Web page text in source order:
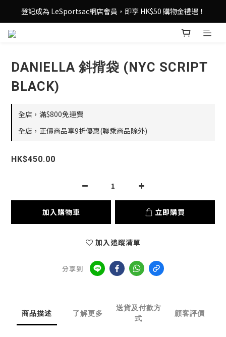
登記成為 LeSportsac網店會員，即享 HK$50 購物金禮遇！
登記成為 LeSportsac網店會員，即享 HK$50 購物金禮遇！
滿 $800尊享港澳免費送貨，購物從此更輕鬆自在！
DANIELLA 斜揹袋 (NYC SCRIPT
BLACK)
全店，滿$800免運費
全店，正價商品享9折優惠(聯乘商品除外)
HK$450.00
加入購物車 立即購買
加入追蹤清單
分享到
商品描述 了解更多
送貨及付款方
式
顧客評價